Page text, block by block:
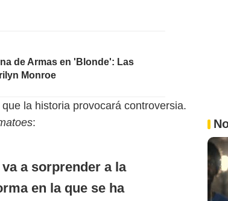
de Armas en 'Blonde': Las
Monroe
la historia provocará controversia.
:
a sorprender a la
en la que se ha